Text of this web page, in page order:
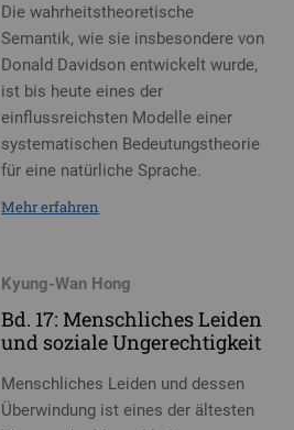
Die wahrheitstheoretische
Semantik, wie sie insbesondere von
Donald Davidson entwickelt wurde,
ist bis heute eines der
einflussreichsten Modelle einer
systematischen Bedeutungstheorie
für eine natürliche Sprache.
Mehr erfahren
Kyung-Wan Hong
Bd. 17: Menschliches Leiden
und soziale Ungerechtigkeit
Menschliches Leiden und dessen
Überwindung ist eines der ältesten